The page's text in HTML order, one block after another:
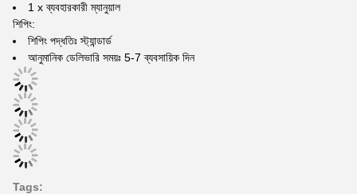
1 x ব্যবহারকারী ম্যানুয়াল
শিপিং:
শিপিং পদ্ধতিঃ স্ট্যান্ডার্ড
আনুমানিক ডেলিভারি সময়ঃ 5-7 ব্যবসায়িক দিন
Tags: